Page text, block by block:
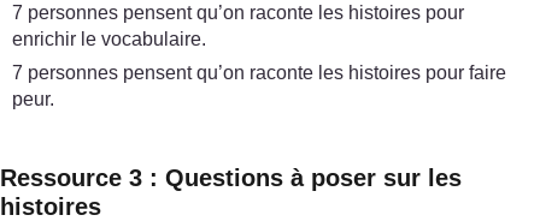
7 personnes pensent qu’on raconte les histoires pour
enrichir le vocabulaire.
7 personnes pensent qu’on raconte les histoires pour faire
peur.
Ressource 3 : Questions à poser sur les
histoires